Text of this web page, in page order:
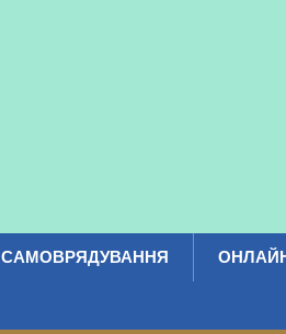
САМОВРЯДУВАННЯ